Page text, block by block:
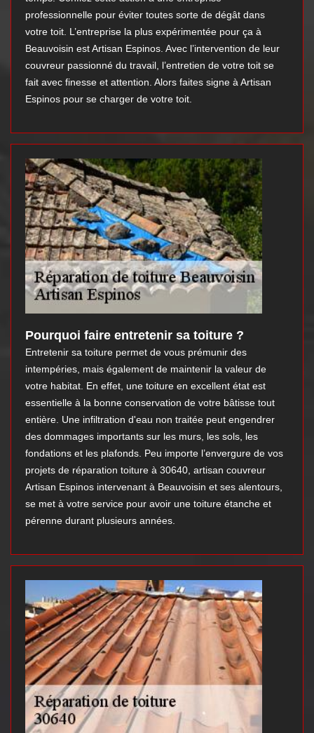
professionnelle pour éviter toutes sorte de dégât dans
votre toit. L’entreprise la plus expérimentée pour ça à
Beauvoisin est Artisan Espinos. Avec l’intervention de leur
couvreur passionné du travail, l’entretien de votre toit se
fait avec finesse et attention. Alors faites signe à Artisan
Espinos pour se charger de votre toit.
Pourquoi faire entretenir sa toiture ?
Entretenir sa toiture permet de vous prémunir des
intempéries, mais également de maintenir la valeur de
votre habitat. En effet, une toiture en excellent état est
essentielle à la bonne conservation de votre bâtisse tout
entière. Une infiltration d'eau non traitée peut engendrer
des dommages importants sur les murs, les sols, les
fondations et les plafonds. Peu importe l’envergure de vos
projets de réparation toiture à 30640, artisan couvreur
Artisan Espinos intervenant à Beauvoisin et ses alentours,
se met à votre service pour avoir une toiture étanche et
pérenne durant plusieurs années.